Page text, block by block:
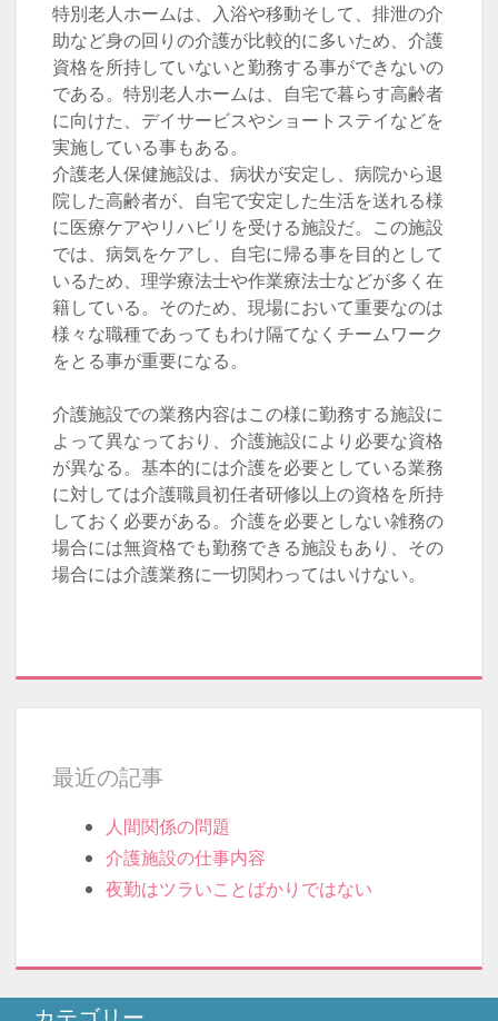
特別老人ホームは、入浴や移動そして、排泄の介
助など身の回りの介護が比較的に多いため、介護
資格を所持していないと勤務する事ができないの
である。特別老人ホームは、自宅で暮らす高齢者
に向けた、デイサービスやショートステイなどを
実施している事もある。
介護老人保健施設は、病状が安定し、病院から退
院した高齢者が、自宅で安定した生活を送れる様
に医療ケアやリハビリを受ける施設だ。この施設
では、病気をケアし、自宅に帰る事を目的として
いるため、理学療法士や作業療法士などが多く在
籍している。そのため、現場において重要なのは
様々な職種であってもわけ隔てなくチームワーク
をとる事が重要になる。
介護施設での業務内容はこの様に勤務する施設に
よって異なっており、介護施設により必要な資格
が異なる。基本的には介護を必要としている業務
に対しては介護職員初任者研修以上の資格を所持
しておく必要がある。介護を必要としない雑務の
場合には無資格でも勤務できる施設もあり、その
場合には介護業務に一切関わってはいけない。
最近の記事
人間関係の問題
介護施設の仕事内容
夜勤はツラいことばかりではない